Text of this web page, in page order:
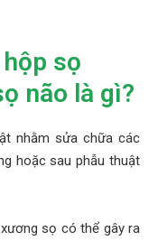
sọ
não là gì?
nhằm sửa chữa các
hoặc sau phẫu thuật
sọ có thể gây ra